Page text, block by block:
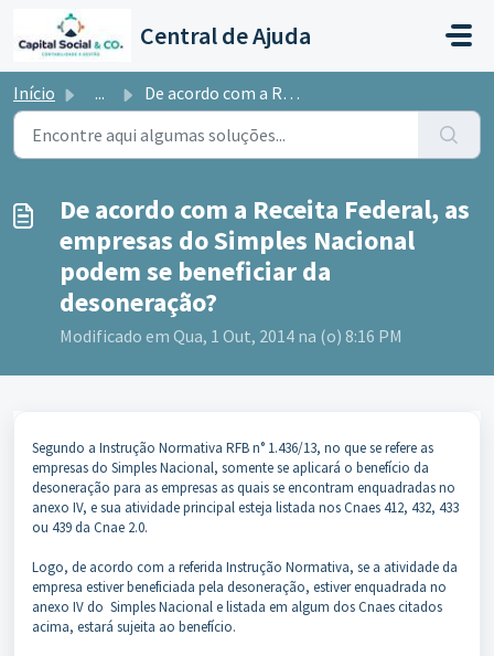
Ir para o conteúdo principal
Central de Ajuda
Início ... De acordo com a Receita Federal, as empresas do Simples N...
De acordo com a Receita Federal, as
empresas do Simples Nacional
podem se beneficiar da
desoneração?
Modificado em Qua, 1 Out, 2014 na (o) 8:16 PM
Segundo a Instrução Normativa RFB n° 1.436/13, no que se refere as
empresas do Simples Nacional, somente se aplicará o benefício da
desoneração para as empresas as quais se encontram enquadradas no
anexo IV, e sua atividade principal esteja listada nos Cnaes 412, 432, 433
ou 439 da Cnae 2.0.
Logo, de acordo com a referida Instrução Normativa, se a atividade da
empresa estiver beneficiada pela desoneração, estiver enquadrada no
anexo IV do Simples Nacional e listada em algum dos Cnaes citados
acima, estará sujeita ao benefício.